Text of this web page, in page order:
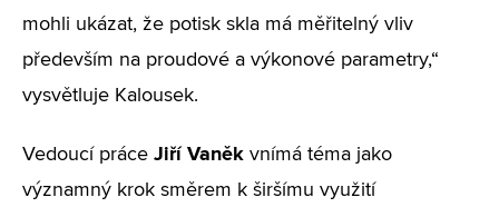
mohli ukázat, že potisk skla má měřitelný vliv
především na proudové a výkonové parametry,“
vysvětluje Kalousek.
Vedoucí práce Jiří Vaněk vnímá téma jako
významný krok směrem k širšímu využití